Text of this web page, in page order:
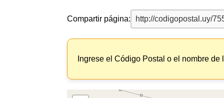
Compartir página:
Ingrese el Código Postal o el nombre